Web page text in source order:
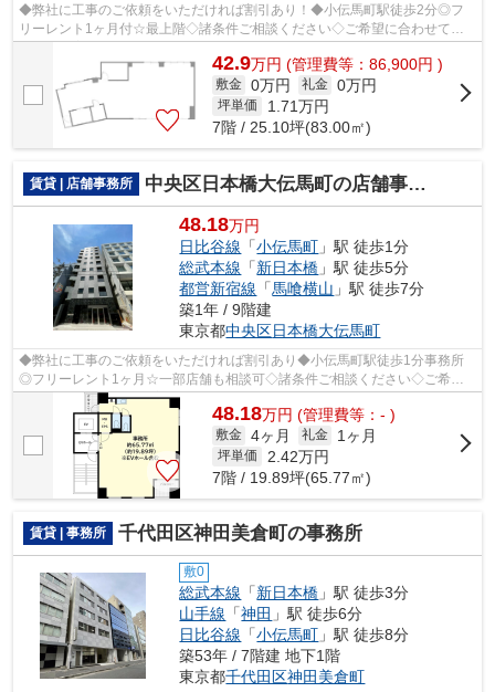
◆弊社に工事のご依頼をいただければ割引あり！◆小伝馬町駅徒歩2分◎フ
リーレント1ヶ月付☆最上階◇諸条件ご相談ください◇ご希望に合わせて物
件のご提案が可能です◇お気軽にお問い合わせく...
42.9万円 (管理費等：86,900円 )
敷金 0万円 礼金 0万円
坪単価 1.71万円
7階 / 25.10坪(83.00㎡)
賃貸 | 店舗事務所 中央区日本橋大伝馬町の店舗事務所
48.18万円
日比谷線 「小伝馬町 」駅 徒歩1分
総武本線 「新日本橋 」駅 徒歩5分
都営新宿線 「馬喰横山 」駅 徒歩7分
築1年 / 9階建
東京都中央区日本橋大伝馬町
◆弊社に工事のご依頼をいただければ割引あり◆小伝馬町駅徒歩1分事務所
◎フリーレント1ヶ月☆一部店舗も相談可◇諸条件ご相談ください◇ご希望
に合わせて物件のご提案が可能です◇お気軽にお...
48.18万円 (管理費等：- )
敷金 4ヶ月 礼金 1ヶ月
坪単価 2.42万円
7階 / 19.89坪(65.77㎡)
賃貸 | 事務所 千代田区神田美倉町の事務所
敷0
総武本線 「新日本橋 」駅 徒歩3分
山手線 「神田 」駅 徒歩6分
日比谷線 「小伝馬町 」駅 徒歩8分
築53年 / 7階建 地下1階
東京都千代田区神田美倉町